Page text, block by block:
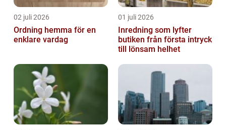
02 juli 2026
Ordning hemma för en
enklare vardag
01 juli 2026
Inredning som lyfter
butiken från första intryck
till lönsam helhet